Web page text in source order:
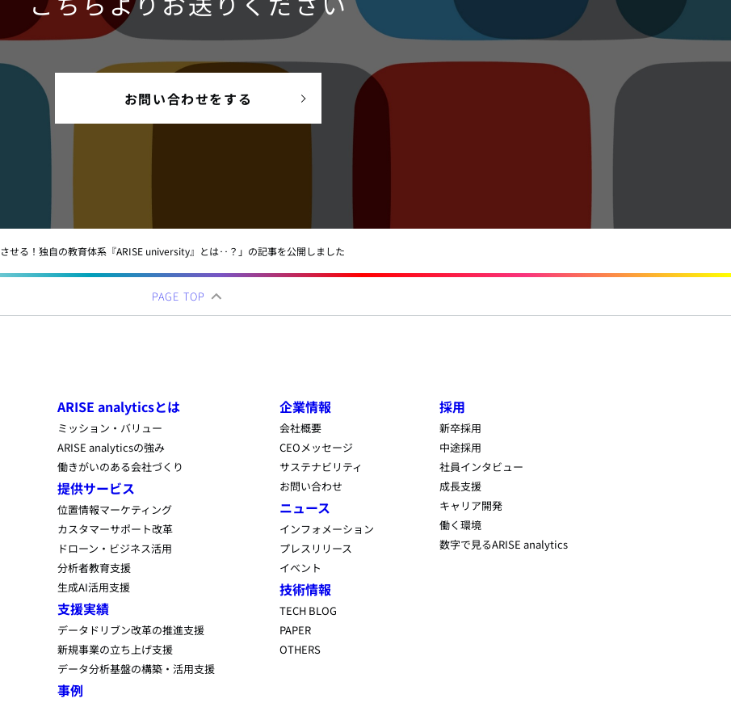
お問い合わせをする
せる！独自の教育体系『ARISE university』とは‥？」の記事を公開しました
PAGE TOP
ARISE analyticsとは
ミッション・バリュー
ARISE analyticsの強み
働きがいのある会社づくり
提供サービス
位置情報マーケティング
カスタマーサポート改革
ドローン・ビジネス活用
分析者教育支援
生成AI活用支援
支援実績
データドリブン改革の推進支援
新規事業の立ち上げ支援
データ分析基盤の構築・活用支援
事例
企業情報
会社概要
CEOメッセージ
サステナビリティ
お問い合わせ
ニュース
インフォメーション
プレスリリース
イベント
技術情報
TECH BLOG
PAPER
OTHERS
採用
新卒採用
中途採用
社員インタビュー
成長支援
キャリア開発
働く環境
数字で見るARISE analytics